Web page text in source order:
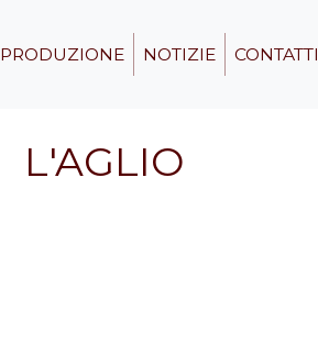
PRODUZIONE NOTIZIE CONTATTI
L'AGLIO